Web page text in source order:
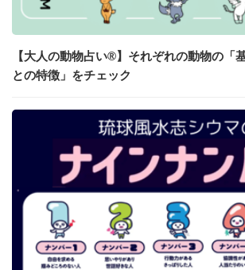
【大人の動物占い®】それぞれの動物の「
との特徴」をチェック